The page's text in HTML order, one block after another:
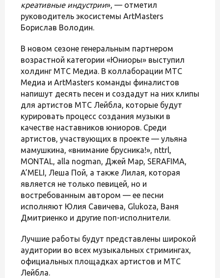
креативные индустрии», — отметил
руководитель экосистемы ArtMasters
Борислав Володин.
В новом сезоне генеральным партнером
возрастной категории «Юниоры» выступил
холдинг МТС Медиа. В коллаборации МТС
Медиа и ArtMasters команды финалистов
напишут десять песен и создадут на них клипы
для артистов МТС Лейбла, которые будут
курировать процесс создания музыки в
качестве наставников юниоров. Среди
артистов, участвующих в проекте — ульяна
мамушкина, «внимание брусника!», nttrl,
MONTAL, аlla nogman, Джей Мар, SERAFIMA,
A’MELI, Леша Пой, а также Лилая, которая
является не только певицей, но и
востребованным автором — ее песни
исполняют Юлия Савичева, Glukoza, Ваня
Дмитриенко и другие поп-исполнители.
Лучшие работы будут представлены широкой
аудитории во всех музыкальных стримингах,
официальных площадках артистов и МТС
Лейбла.